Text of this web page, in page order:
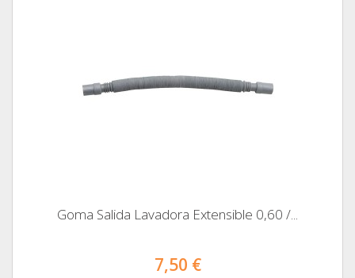
Goma Salida Lavadora Extensible 0,60 /...
7,50 €